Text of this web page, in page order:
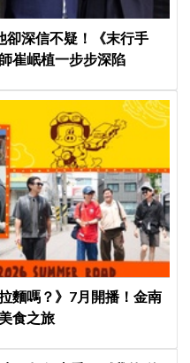
卻深信不疑！《末行手
崔岷植一步步深陷
麵嗎？》7月開播！金南
食之旅